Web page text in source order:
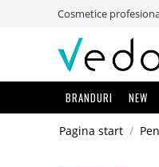
Cosmetice
BRANDURI NEW
Pagina start /